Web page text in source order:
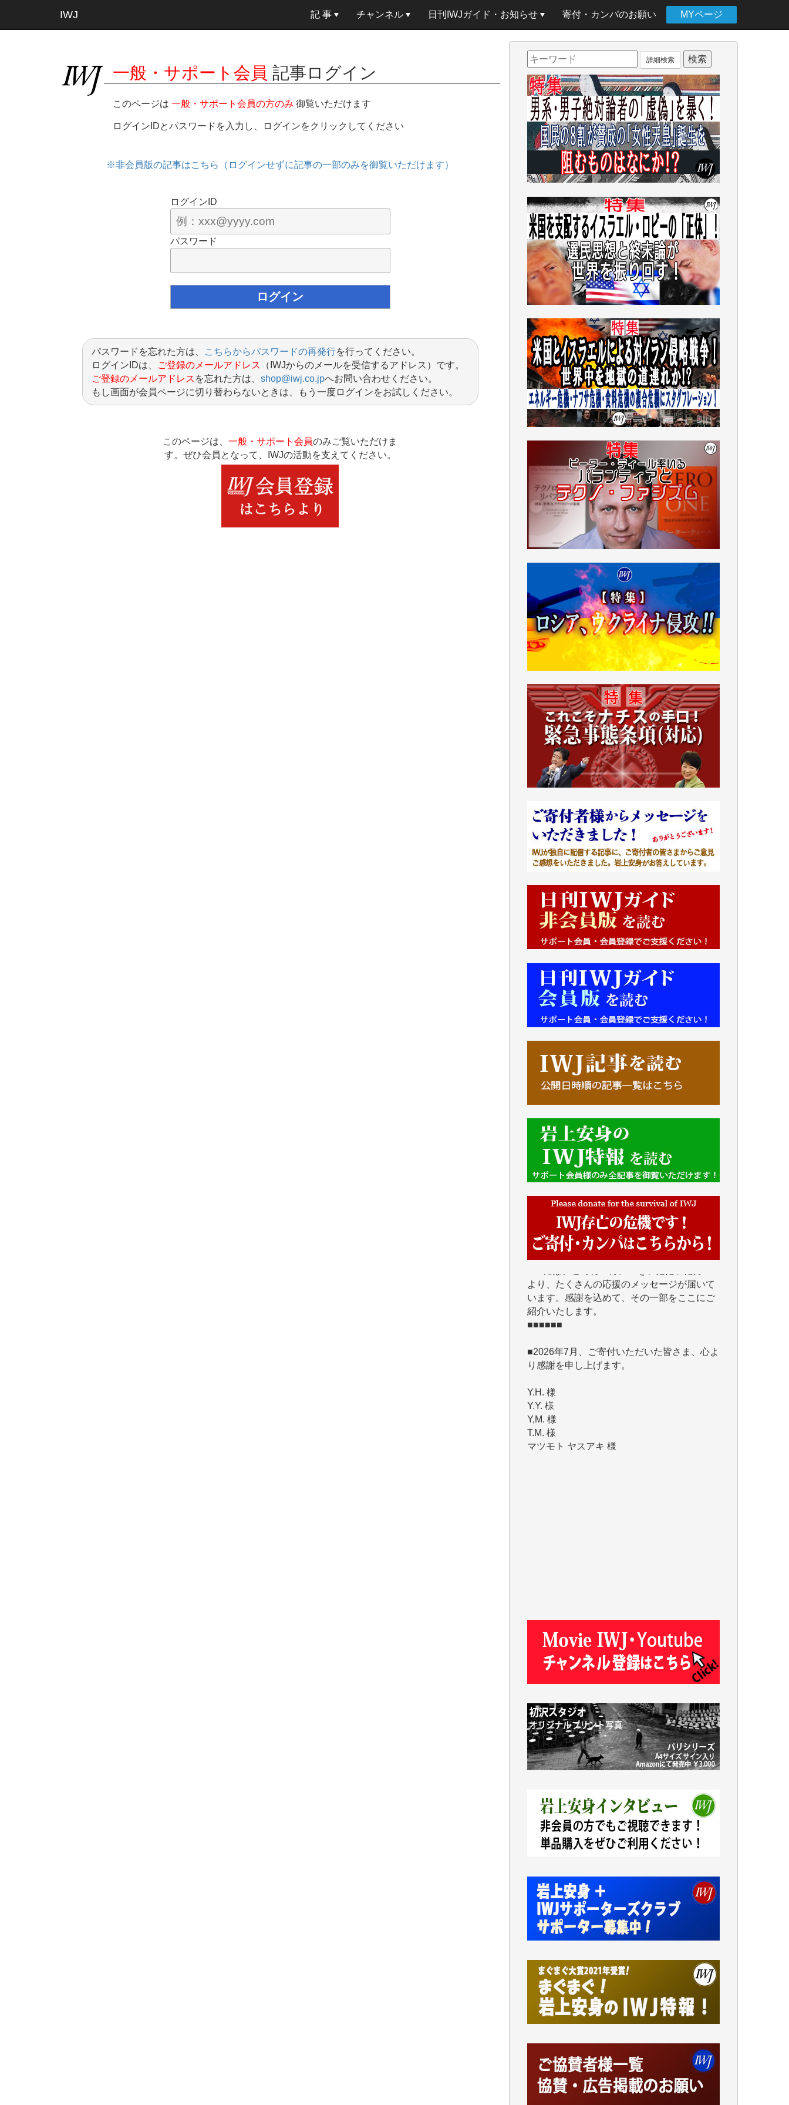
IWJ 記 事 チャンネル 日刊IWJガイド・お知らせ 寄付・カンパのお願い MYページ
一般・サポート会員 記事ログイン
このページは 一般・サポート会員の方のみ 御覧いただけます
ログインIDとパスワードを入力し、ログインをクリックしてください
※非会員版の記事はこちら（ログインせずに記事の一部のみを御覧いただけます）
ログインID
パスワード
パスワードを忘れた方は、 こちらからパスワードの再発行を行ってください。
ログインIDは、
ご登録のメールアドレス （IWJからのメールを受信するアドレス）です。
ご登録のメールアドレス を忘れた方は、 shop@iwj.co.jpへお問い合わせください。
もし画面が会員ページに切り替わらないときは、もう一度ログインをお試しください。
このページは、 一般・サポート会員のみご覧いただけま
す。ぜひ会員となって、IWJの活動を支えてください。
詳細検索
■■■■■■
IWJには、ご寄付・カンパをいただいた方々
より、たくさんの応援のメッセージが届いて
います。感謝を込めて、その一部をここにご
紹介いたします。
■■■■■■
■2026年7月、ご寄付いただいた皆さま、心よ
Y.H. 様
Y,M. 様
T.M. 様
マツモト ヤスアキ 様
マシオン 恵美香 様
岩井 祐子 様
ASAKO TAKAESU 様
マシオン恵美香 様
平野智生 様
徳山匡 様
金 盛起 様
塩川 晃平 様
松本益美 様
井出 隆太 様
及川昭男 様
藤田英之 様
藤岡比左志 様
井出 隆太 様
小池説夫 様
諸般の事情によりIWJ会費払えず今は非会員
です。市民側に立つ講演会にIWJのカメラマ
ンをよく拝見しております。コンテンツが失
われるのはあまりにもったいない。少しでも
お役立てください。（H.O.様）
今日、僅かですがカンパしました。（T.M.
様）
今日、僅かですがカンパしました。IWJの危
機を乗り切るには到底及ばない額ですが病気
パです。
かねてよりIWJが発してきた膨大な取材記事
や解説記事、そして各界の方々とのインタビ
ューは大袈裟ではなく、極めて重要な知的財
産だと思っています。